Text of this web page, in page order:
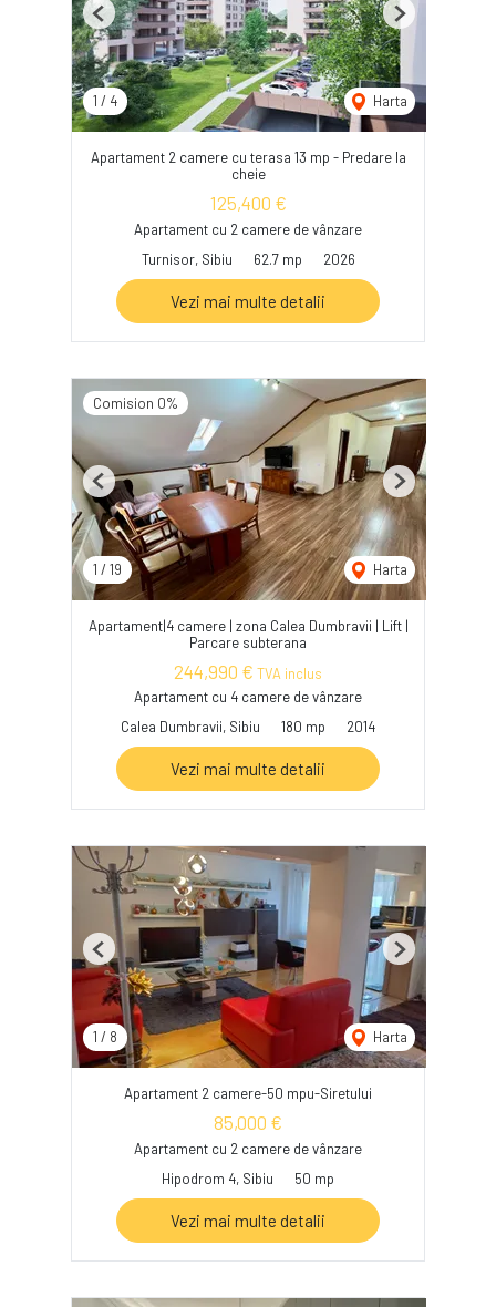
1 / 4 Harta
Previous Next
Apartament 2 camere cu terasa 13 mp - Predare la
cheie
125,400 €
Apartament cu 2 camere de vânzare
Turnisor, Sibiu
62.7 mp 2026
Vezi mai multe detalii
Comision 0%
1 / 19 Harta
Previous Next
Apartament|4 camere | zona Calea Dumbravii | Lift |
Parcare subterana
244,990 € TVA inclus
Apartament cu 4 camere de vânzare
Calea Dumbravii, Sibiu
180 mp 2014
Vezi mai multe detalii
1 / 8 Harta
Previous Next
Apartament 2 camere-50 mpu-Siretului
85,000 €
Apartament cu 2 camere de vânzare
Hipodrom 4, Sibiu
50 mp
Vezi mai multe detalii